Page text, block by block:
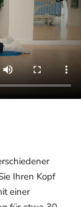
Ihren Kopf
einer